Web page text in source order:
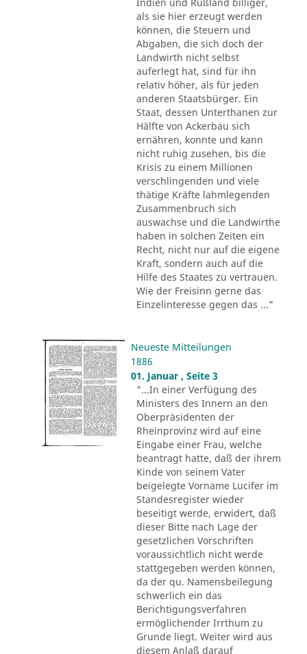
als sie hier erzeugt werden
können, die Steuern und
Abgaben, die sich doch der
Landwirth nicht selbst
auferlegt hat, sind für ihn
relativ höher, als für jeden
anderen Staatsbürger. Ein
Staat, dessen Unterthanen zur
Hälfte von Ackerbau sich
ernähren, konnte und kann
nicht ruhig zusehen, bis die
Krisis zu einem Millionen
verschlingenden und viele
thätige Kräfte lahmlegenden
Zusammenbruch sich
auswachse und die Landwirthe
haben in solchen Zeiten ein
Recht, nicht nur auf die eigene
Kraft, sondern auch auf die
Hilfe des Staates zu vertrauen.
Wie der Freisinn gerne das
Einzelinteresse gegen das ..."
Neueste Mitteilungen
1886
01. Januar , Seite 3
"...In einer Verfügung des
Ministers des Innern an den
Oberpräsidenten der
Rheinprovinz wird auf eine
Eingabe einer Frau, welche
beantragt hatte, daß der ihrem
Kinde von seinem Vater
beigelegte Vorname Lucifer im
Standesregister wieder
beseitigt werde, erwidert, daß
dieser Bitte nach Lage der
gesetzlichen Vorschriften
voraussichtlich nicht werde
stattgegeben werden können,
da der qu. Namensbeilegung
schwerlich ein das
Berichtigungsverfahren
ermöglichender Irrthum zu
Grunde liegt. Weiter wird aus
diesem Anlaß darauf